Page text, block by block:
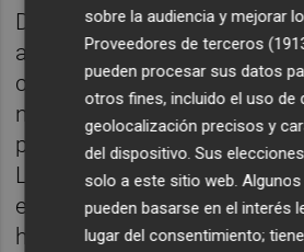
De momento, cada pata de
advierte que es pronto para
cuestión. Sin embargo,
no tendrían problema en
perfiles propuestos fueran
Llegados a ese punto, la
establecer en qué puesto de
harían, ya que según
sobre la audiencia y mejorar
Proveedores de terceros
pueden procesar sus datos
otros fines, incluido el uso de
geolocalización precisos y
del dispositivo. Sus
solo a este sitio web.
pueden basarse en el interés
lugar del consentimiento;